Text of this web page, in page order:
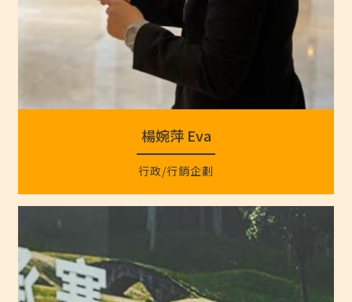
楊婉萍 Eva
行政/行銷企劃